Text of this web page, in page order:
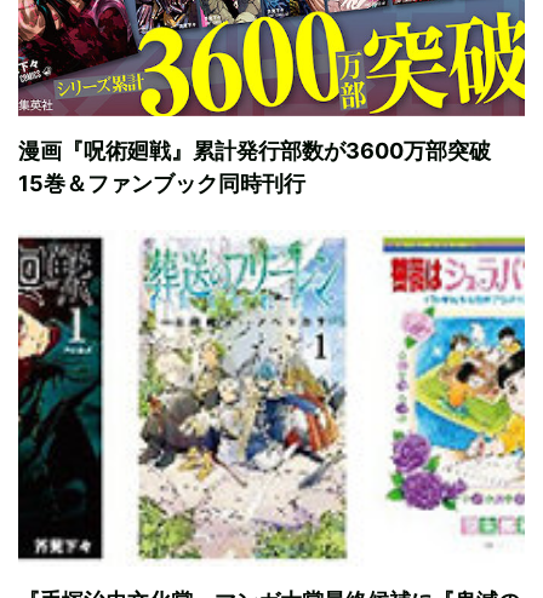
漫画『呪術廻戦』累計発行部数が3600万部突破
15巻＆ファンブック同時刊行